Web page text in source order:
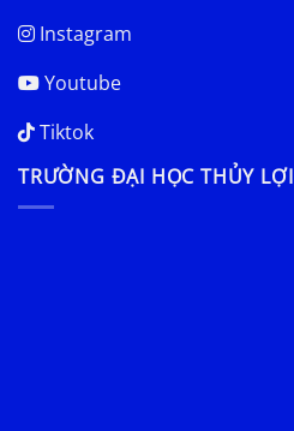
Instagram
Youtube
Tiktok
TRƯỜNG ĐẠI HỌC THỦY LỢI